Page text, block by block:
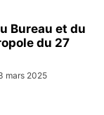
Bureau et du
du 27
mars 2025